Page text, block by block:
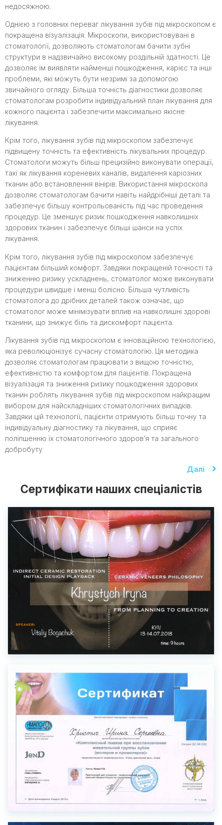
недосяжною.
Однією з головних переваг лікування зубів під мікроскопом є
покращена візуалізація. Мікроскопи, використовувані в
стоматології, дозволяють стоматологам бачити зубні
структури в надзвичайно високому роздільній здатності. Це
дозволяє їм виявляти найменші пошкодження, карієс та інші
проблеми, які можуть бути незримі за допомогою
звичайного огляду. Більша точність діагностики дозволяє
стоматологам розробити індивідуальний план лікування для
кожного пацієнта і забезпечити максимально якісне
лікування.
Крім того, лікування зубів під мікроскопом забезпечує
підвищену точність та ефективність лікувальних процедур.
Стоматологи можуть більш прецизійно виконувати операції,
такі як лікування кореневих каналів, видалення каріозних
тканин або встановлення вінірів. Використання мікроскопа
дозволяє стоматологам бачити навіть найдрібніші деталі та
забезпечує більшу контрольованість під час проведення
процедур. Це зменшує ризик пошкодження навколишніх
здорових тканин і забезпечує більші шанси на успіх
лікування.
Крім того, лікування зубів під мікроскопом забезпечує
пацієнтам більший комфорт. Завдяки покращеній точності та
зниженню ризику ускладнень, стоматолог може виконувати
процедури швидше і менш болісно. Більша чутливість
стоматолога до дрібних деталей також означає, що
стоматолог може мінімізувати вплив на навколишні здорові
тканини, що знижує біль та дискомфорт пацієнта.
Лікування зубів під мікроскопом є інноваційною технологією,
яка революціонізує сучасну стоматологію. Ця методика
дозволяє стоматологам працювати з вищою точністю,
ефективністю та комфортом для пацієнтів. Покращена
візуалізація та зниження ризику пошкодження здорових
тканин роблять лікування зубів під мікроскопом найкращим
вибором для найскладніших стоматологічних випадків.
Завдяки цій технології, пацієнти отримують більш точну та
індивідуальну діагностику та лікування, що сприяє
поліпшенню їх стоматологічного здоров’я та загального
добробуту
Далі
Сертифікати наших спеціалістів